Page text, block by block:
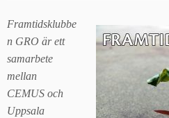
Framtidsklubbe
n GRO är ett
samarbete
mellan
CEMUS och
Uppsala